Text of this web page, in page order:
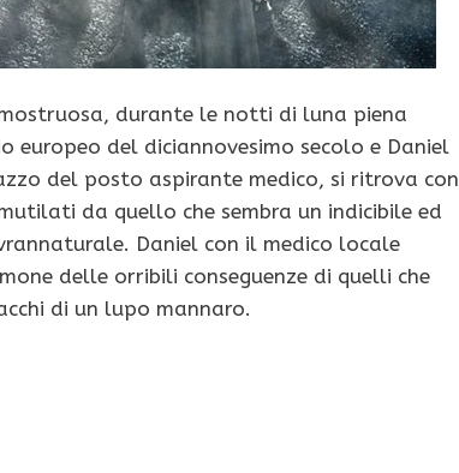
durante le notti di luna piena
europeo del diciannovesimo secolo e Daniel
del posto aspirante medico, si ritrova con
da quello che sembra un indicibile ed
Daniel con il medico locale
delle orribili conseguenze di quelli che
di un lupo mannaro.